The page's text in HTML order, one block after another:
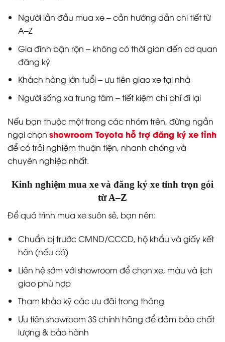
Người lần đầu mua xe – cần hướng dẫn chi tiết từ
A–Z
Gia đình bận rộn – không có thời gian đến cơ quan
đăng ký
Khách hàng lớn tuổi – ưu tiên giao xe tại nhà
Người sống xa trung tâm – tiết kiệm chi phí đi lại
Nếu bạn thuộc một trong các nhóm trên, đừng ngần
ngại chọn showroom Toyota hỗ trợ đăng ký xe tỉnh
để có trải nghiệm thuận tiện, nhanh chóng và
chuyên nghiệp nhất.
Kinh nghiệm mua xe và đăng ký xe tỉnh trọn gói
từ A–Z
Để quá trình mua xe suôn sẻ, bạn nên:
Chuẩn bị trước CMND/CCCD, hộ khẩu và giấy kết
hôn (nếu có)
Liên hệ sớm với showroom để chọn xe, màu và lịch
giao phù hợp
Tham khảo kỹ các ưu đãi trong tháng
Ưu tiên showroom 3S chính hãng để đảm bảo chất
lượng & bảo hành